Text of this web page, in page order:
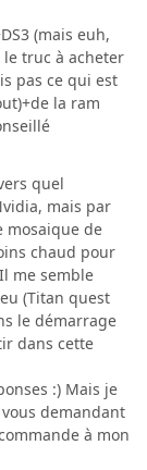
(mais euh,
truc à acheter
pas ce qui est
la ram
quel
mais par
mosaique de
chaud pour
me semble
(Titan quest
le démarrage
dans cette
:) Mais je
demandant
à mon